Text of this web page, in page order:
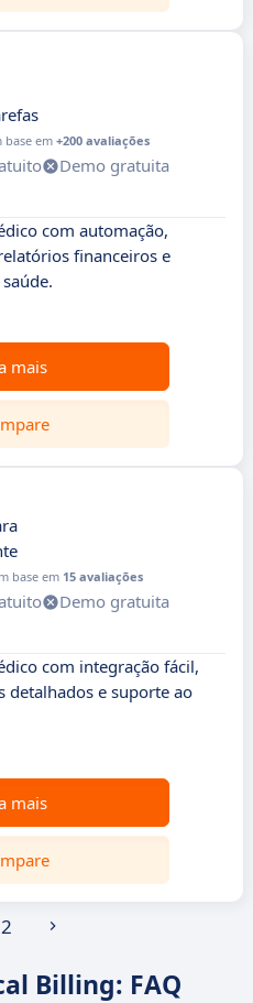
base em+200 avaliações
Demo gratuita
com automação,
financeiros e
mais
base em 15 avaliações
Demo gratuita
com integração fácil,
detalhados e suporte ao
mais
2
Billing: FAQ